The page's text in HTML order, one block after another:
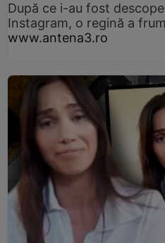
După ce i-au fost
Instagram, o regină a
www.antena3.ro